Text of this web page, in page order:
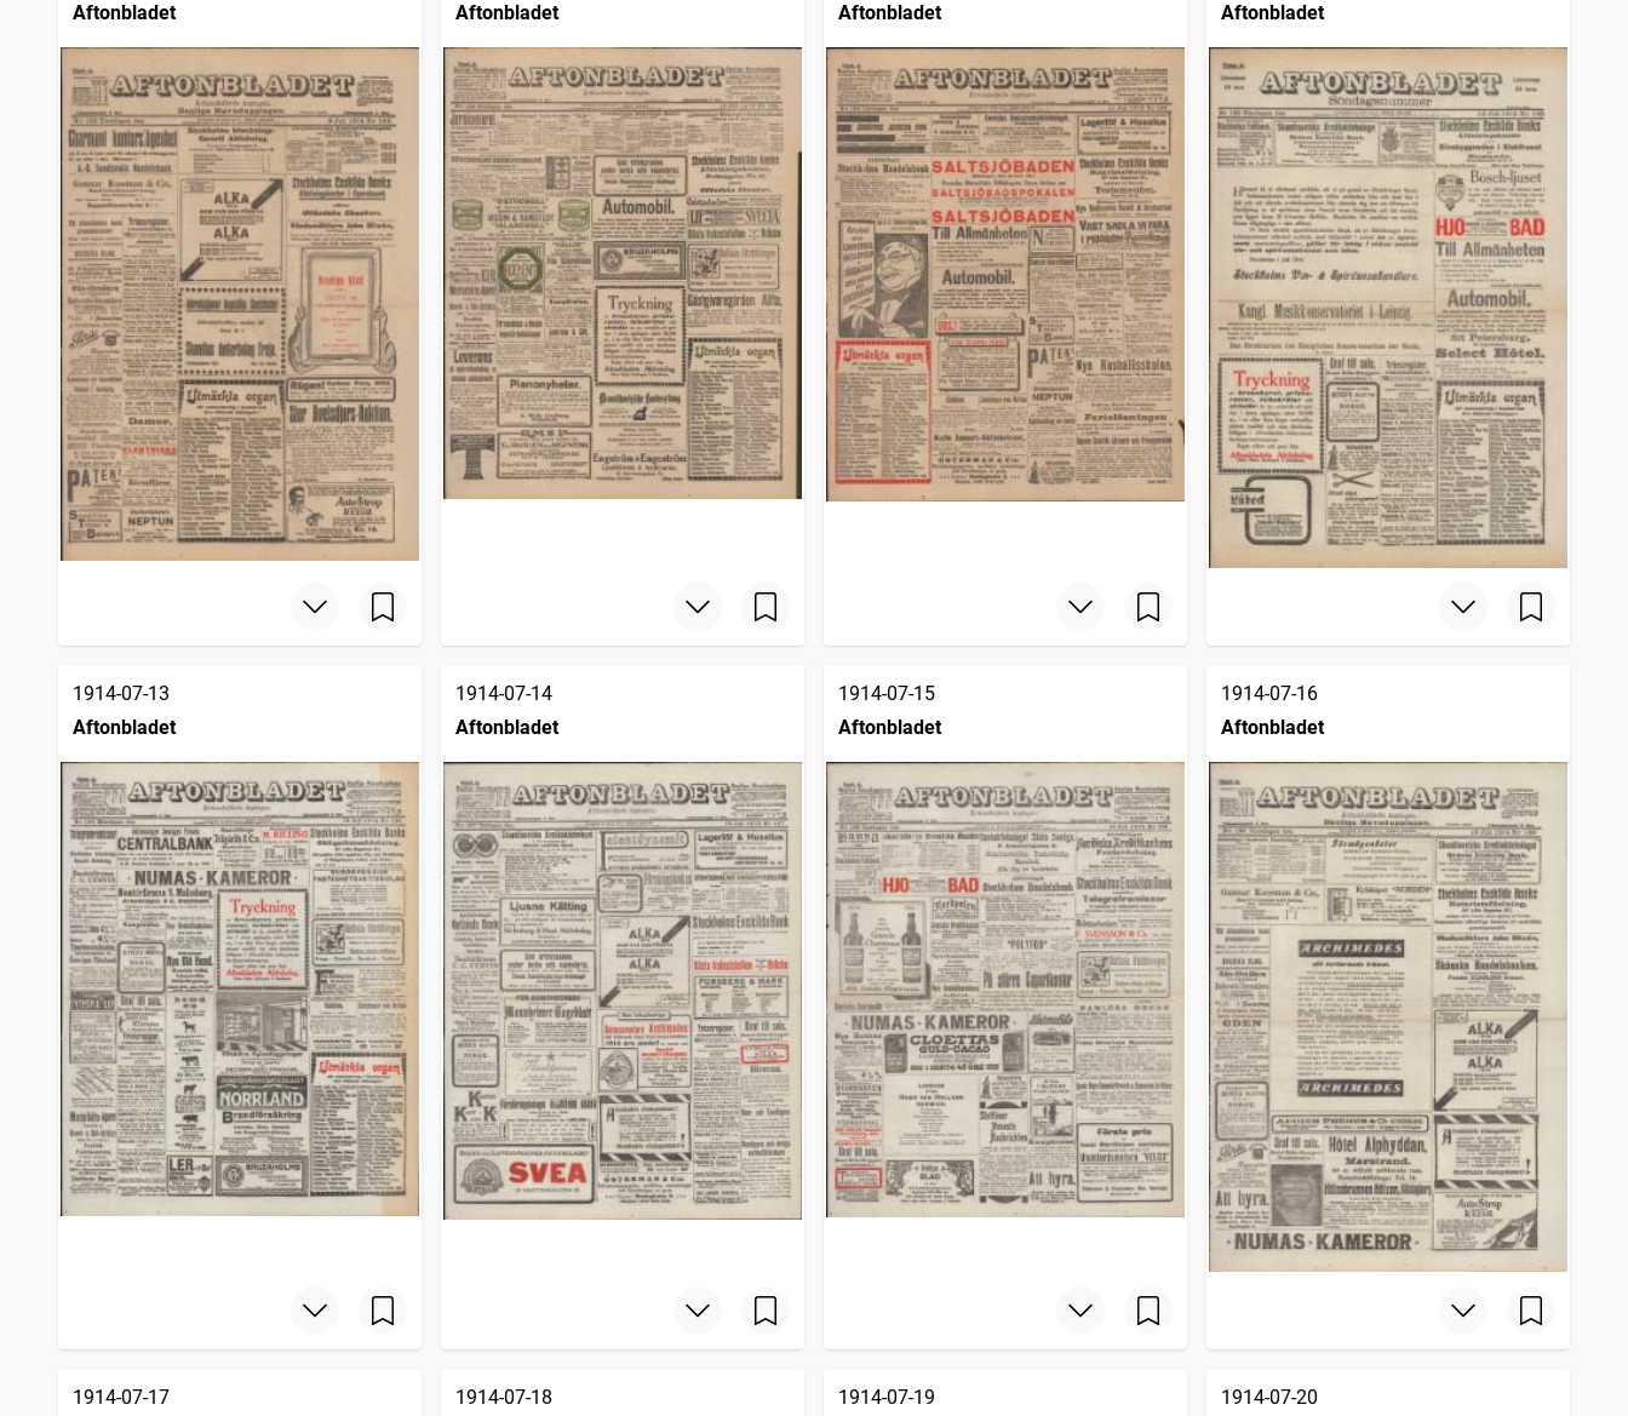
Aftonbladet
Aftonbladet
Aftonbladet
Aftonbladet
1914-07-13
Aftonbladet
1914-07-14
Aftonbladet
1914-07-15
Aftonbladet
1914-07-16
Aftonbladet
1914-07-17
1914-07-18
1914-07-19
1914-07-20